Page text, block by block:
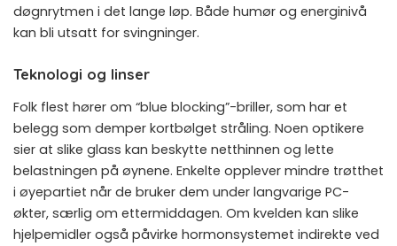
døgnrytmen i det lange løp. Både humør og energinivå
kan bli utsatt for svingninger.
Teknologi og linser
Folk flest hører om “blue blocking”-briller, som har et
belegg som demper kortbølget stråling. Noen optikere
sier at slike glass kan beskytte netthinnen og lette
belastningen på øynene. Enkelte opplever mindre trøtthet
i øyepartiet når de bruker dem under langvarige PC-
økter, særlig om ettermiddagen. Om kvelden kan slike
hjelpemidler også påvirke hormonsystemet indirekte ved